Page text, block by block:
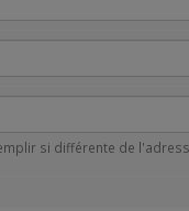
si différente de